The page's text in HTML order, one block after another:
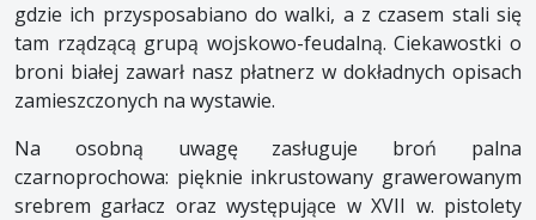
gdzie ich przysposabiano do walki, a z czasem stali się
tam rządzącą grupą wojskowo-feudalną. Ciekawostki o
broni białej zawarł nasz płatnerz w dokładnych opisach
zamieszczonych na wystawie.
Na osobną uwagę zasługuje broń palna
czarnoprochowa: pięknie inkrustowany grawerowanym
srebrem garłacz oraz występujące w XVII w. pistolety